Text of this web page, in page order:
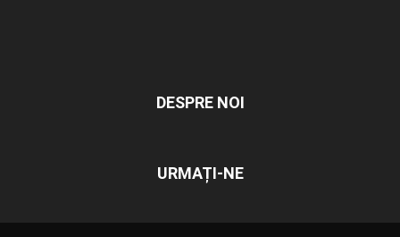
DESPRE NOI
URMAȚI-NE